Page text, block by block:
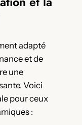
adapté
et de
une
Voici
pour ceux
: